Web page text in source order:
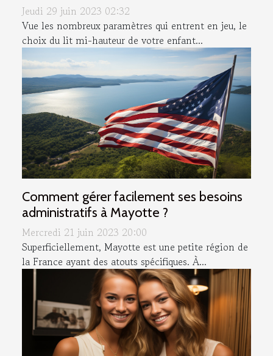
Jeudi 29 juin 2023 02:32
Vue les nombreux paramètres qui entrent en jeu, le
choix du lit mi-hauteur de votre enfant...
Comment gérer facilement ses besoins
administratifs à Mayotte ?
Mercredi 21 juin 2023 20:00
Superficiellement, Mayotte est une petite région de
la France ayant des atouts spécifiques. À...